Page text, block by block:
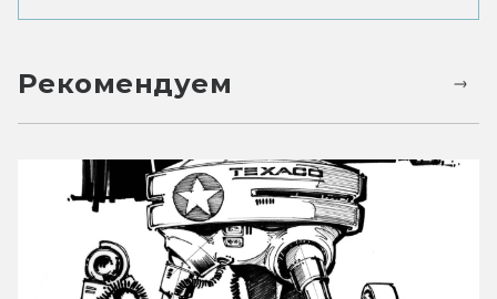
Рекомендуем